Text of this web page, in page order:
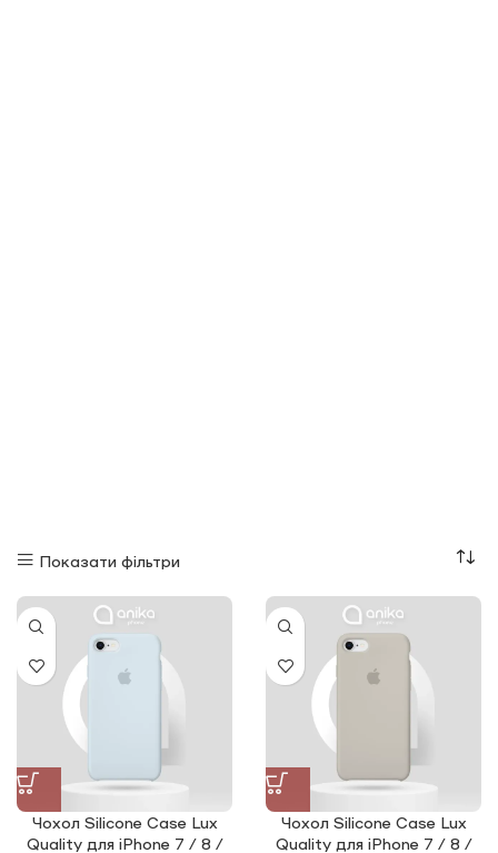
Показати фільтри
Чохол Silicone Сase Lux
Quality для iPhone 7 / 8 /
Чохол Silicone Сase Lux
Quality для iPhone 7 / 8 /